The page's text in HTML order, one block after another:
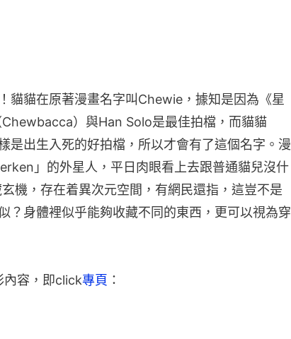
貓貓在原著漫畫名字叫Chewie，據知是因為《星
）與Han Solo是最佳拍檔，而貓貓
是出生入死的好拍檔，所以才會有了這個名字。漫
」的外星人，平日肉眼看上去跟普通貓兒沒什
機，存在着異次元空間，有網民還指，這豈不是
？身體裡似乎能夠收藏不同的東西，更可以視為穿
內容，即click專頁 ：